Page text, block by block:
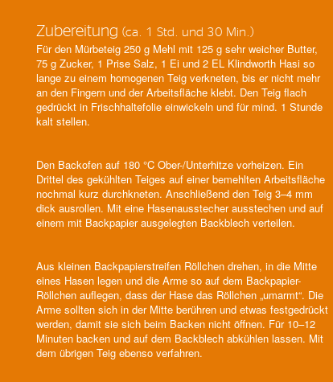
Zubereitung (ca. 1 Std. und 30 Min.)
Für den Mürbeteig 250 g Mehl mit 125 g sehr weicher Butter,
75 g Zucker, 1 Prise Salz, 1 Ei und 2 EL Klindworth Hasi so
lange zu einem homogenen Teig verkneten, bis er nicht mehr
an den Fingern und der Arbeitsfläche klebt. Den Teig flach
gedrückt in Frischhaltefolie einwickeln und für mind. 1 Stunde
kalt stellen.
Den Backofen auf 180 °C Ober-/Unterhitze vorheizen. Ein
Drittel des gekühlten Teiges auf einer bemehlten Arbeitsfläche
nochmal kurz durchkneten. Anschließend den Teig 3–4 mm
dick ausrollen. Mit eine Hasenausstecher ausstechen und auf
einem mit Backpapier ausgelegten Backblech verteilen.
Aus kleinen Backpapierstreifen Röllchen drehen, in die Mitte
eines Hasen legen und die Arme so auf dem Backpapier-
Röllchen auflegen, dass der Hase das Röllchen „umarmt“. Die
Arme sollten sich in der Mitte berühren und etwas festgedrückt
werden, damit sie sich beim Backen nicht öffnen. Für 10–12
Minuten backen und auf dem Backblech abkühlen lassen. Mit
dem übrigen Teig ebenso verfahren.